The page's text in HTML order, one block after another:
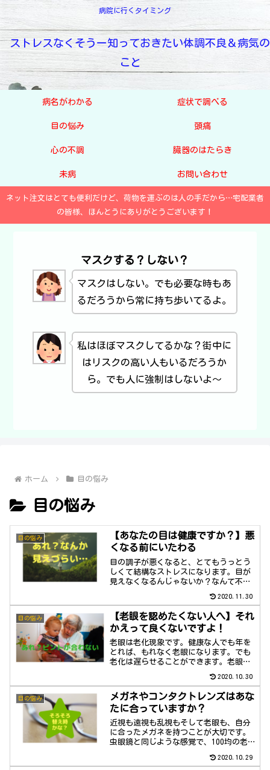
病院に行くタイミング
ストレスなくそうー知っておきたい体調不良＆病気の
こと
病名がわかる 症状で調べる
目の悩み 頭痛
心の不調 臓器のはたらき
未病 お問い合わせ
ネット注文はとても便利だけど、荷物を運ぶのは人の手だから…宅配業者
の皆様、ほんとうにありがとうございます！
マスクする？しない？
マスクはしない。でも必要な時もあ
るだろうから常に持ち歩いてるよ。
私はほぼマスクしてるかな？街中に
はリスクの高い人もいるだろうか
ら。でも人に強制はしないよ～
ホーム 目の悩み
目の悩み
目の悩み
【あなたの目は健康ですか？】悪
くなる前にいたわる
目の調子が悪くなると、とてもうっとう
しくて結構なストレスになります。目が
見えなくなるんじゃないか？なんて不安
の目の酷使はやめて、いたわるよう気を
つけましょう。
2020.11.30
目の悩み
【老眼を認めたくない人へ】それ
かえって良くないですよ！
老眼は老化現象です。健康な人でも年を
とれば、もれなく老眼になります。でも
老化は遅らせることができます。老眼だ
2020.10.30
目の悩み
メガネやコンタクトレンズはあな
たに合っていますか？
近視も遠視も乱視もそして老眼も、自分
に合ったメガネを持つことが大切です。
虫眼鏡と同じような感覚で、100均の老眼
どんどん老眼がすすみますよ～
2020.10.29